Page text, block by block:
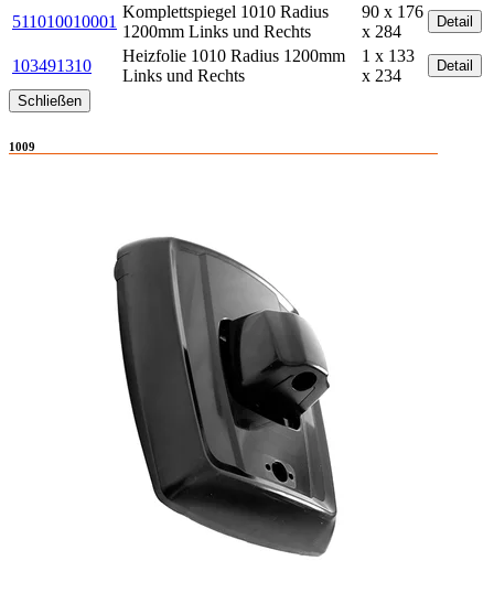
511010010001
Komplettspiegel 1010 Radius
1200mm Links und Rechts
90 x 176
x 284
Detail
103491310
Heizfolie 1010 Radius 1200mm
Links und Rechts
1 x 133
x 234
Detail
Schließen
1009